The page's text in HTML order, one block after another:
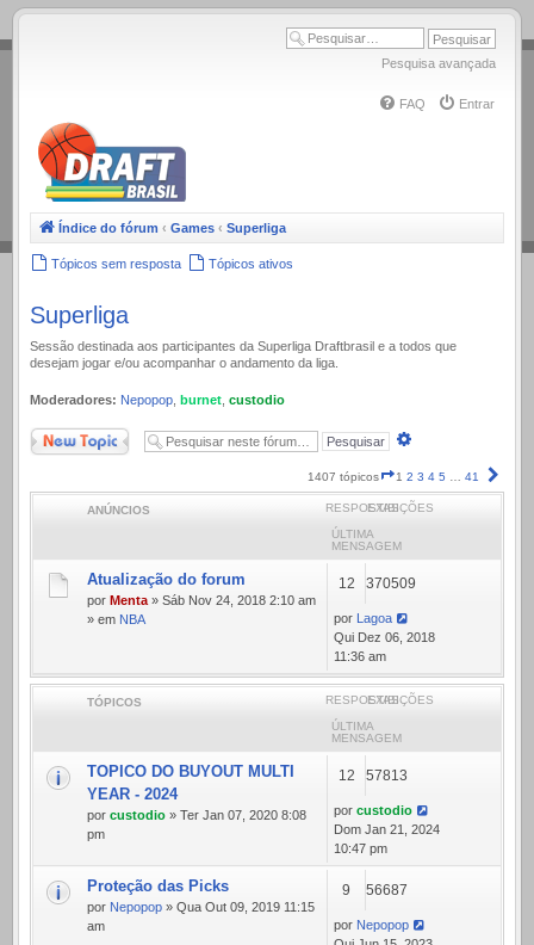
.
Pesquisa avançada
FAQ Entrar
Índice do fórum ‹ Games ‹ Superliga
Tópicos sem resposta Tópicos ativos
Superliga
Sessão destinada aos participantes da Superliga Draftbrasil e a todos que
desejam jogar e/ou acompanhar o andamento da liga.
Moderadores: Nepopop burnet custodio
Novo Tópico
1407 tópicos Página
1
de
1 2 3 4 5 … 41
ANÚNCIOS RESPOSTASEXIBIÇÕES
ÚLTIMA
MENSAGEM
Atualização do forum
por Menta » Sáb Nov 24, 2018 2:10 am
» em NBA
12 370509
por
Lagoa
Qui Dez 06, 2018
11:36 am
TÓPICOS RESPOSTASEXIBIÇÕES
ÚLTIMA
MENSAGEM
TOPICO DO BUYOUT MULTI
YEAR - 2024
por custodio » Ter Jan 07, 2020 8:08
pm
12 57813
por custodio
Dom Jan 21, 2024
10:47 pm
Proteção das Picks
por Nepopop » Qua Out 09, 2019 11:15
am
9 56687
por Nepopop